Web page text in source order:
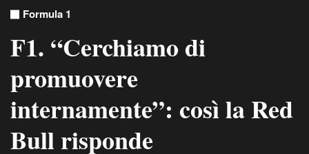
Formula 1
F1. “Cerchiamo di
promuovere
internamente”: così la Red
Bull risponde